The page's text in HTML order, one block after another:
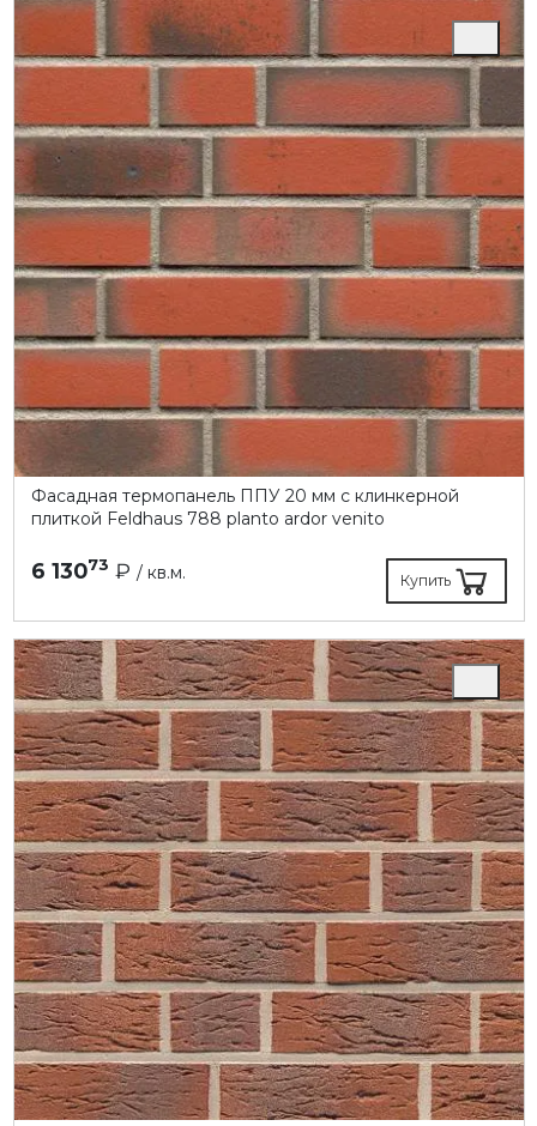
Фасадная термопанель ППУ 20 мм с клинкерной
плиткой Feldhaus 788 planto ardor venito
6 13073 ₽ / кв.м. Купить